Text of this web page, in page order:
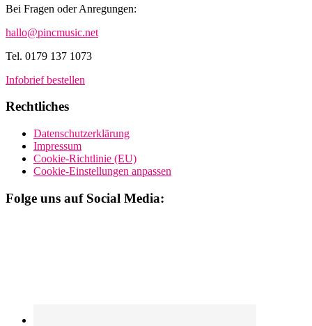
Bei Fragen oder Anregungen:
hallo@pincmusic.net
Tel. 0179 137 1073
Infobrief bestellen
Rechtliches
Datenschutzerklärung
Impressum
Cookie-Richtlinie (EU)
Cookie-Einstellungen anpassen
Folge uns auf Social Media: